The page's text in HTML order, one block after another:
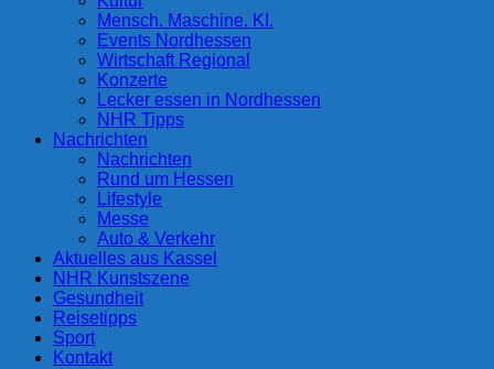
Mensch. Maschine. KI.
Events Nordhessen
Wirtschaft Regional
Konzerte
Lecker essen in Nordhessen
NHR Tipps
Nachrichten
Nachrichten
Rund um Hessen
Lifestyle
Messe
Auto & Verkehr
Aktuelles aus Kassel
NHR Kunstszene
Gesundheit
Reisetipps
Sport
Kontakt